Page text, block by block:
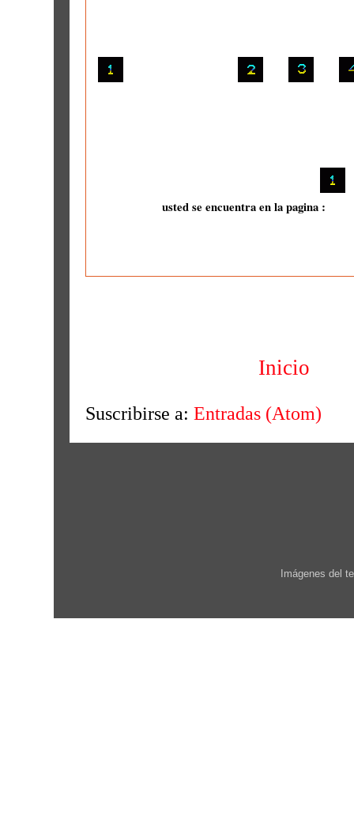
usted se encuentra en la pagina :
Inicio
Suscribirse a: Entradas (Atom)
Imágenes del